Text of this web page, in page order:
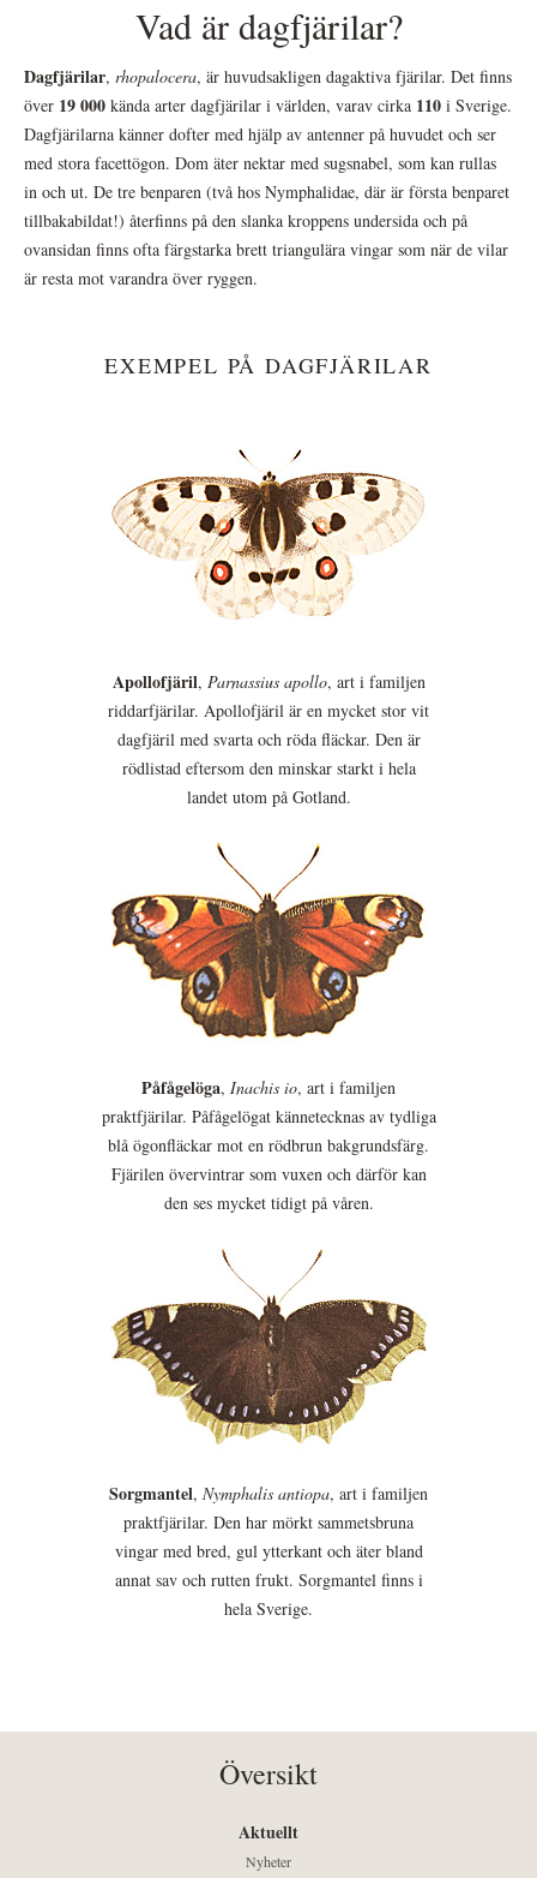
Vad är dagfjärilar?
Dagfjärilar, rhopalocera, är huvudsakligen dagaktiva fjärilar. Det finns
över 19 000 kända arter dagfjärilar i världen, varav cirka 110 i Sverige.
Dagfjärilarna känner dofter med hjälp av antenner på huvudet och ser
med stora facettögon. Dom äter nektar med sugsnabel, som kan rullas
in och ut. De tre benparen (två hos Nymphalidae, där är första benparet
tillbakabildat!) återfinns på den slanka kroppens undersida och på
ovansidan finns ofta färgstarka brett triangulära vingar som när de vilar
är resta mot varandra över ryggen.
EXEMPEL PÅ DAGFJÄRILAR
Apollofjäril, Parnassius apollo, art i familjen
riddarfjärilar. Apollofjäril är en mycket stor vit
dagfjäril med svarta och röda fläckar. Den är
rödlistad eftersom den minskar starkt i hela
landet utom på Gotland.
Påfågelöga, Inachis io, art i familjen
praktfjärilar. Påfågelögat kännetecknas av tydliga
blå ögonfläckar mot en rödbrun bakgrundsfärg.
Fjärilen övervintrar som vuxen och därför kan
den ses mycket tidigt på våren.
Sorgmantel, Nymphalis antiopa, art i familjen
praktfjärilar. Den har mörkt sammetsbruna
vingar med bred, gul ytterkant och äter bland
annat sav och rutten frukt. Sorgmantel finns i
hela Sverige.
Översikt
Aktuellt
Nyheter